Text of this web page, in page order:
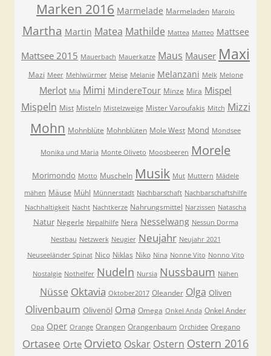
Marken 2016 Marmelade Marmeladen Marolo
Martha Martin Matea Mathilde Mattea Matteo Mattsee
Mattsee 2015 Mauerbach Mauerkatze Maus Mauser Maxi
Mazi Meer Mehlwürmer Meise Melanie Melanzani Melk Melone
Merlot Mia Mimi MindereTour Minze Mira Mispel
Mispeln Mist Misteln Mistelzweige Mister Varoufakis Mitch Mizzi
Mohn Mohnblüte Mohnblüten Mole West Mond Mondsee
Monika und Maria Monte Oliveto Moosbeeren Morele
Morimondo Motto Muscheln Musik Mut Muttern Mädele
mähen Mäuse Mühl Münnerstadt Nachbarschaft Nachbarschaftshilfe
Nachhaltigkeit Nacht Nachtkerze Nahrungsmittel Narzissen Natascha
Natur Negerle Nepalhilfe Nera Nesselwang Nessun Dorma
Nestbau Netzwerk Neugier Neujahr Neujahr 2021
Neuseeländer Spinat Nico Niklas Niko Nina Nonne Vito Nonno Vito
Nostalgie Nothelfer Nudeln Nursia Nussbaum Nähen
Nüsse Oktavia Oktober2017 Oleander Olga Oliven
Olivenbaum Olivenöl Oma Omega Onkel Anda Onkel Ander
Opa Oper Orange Orangen Orangenbaum Orchidee Oregano
Ortasee Orte Orvieto Oskar Ostern Ostern 2016